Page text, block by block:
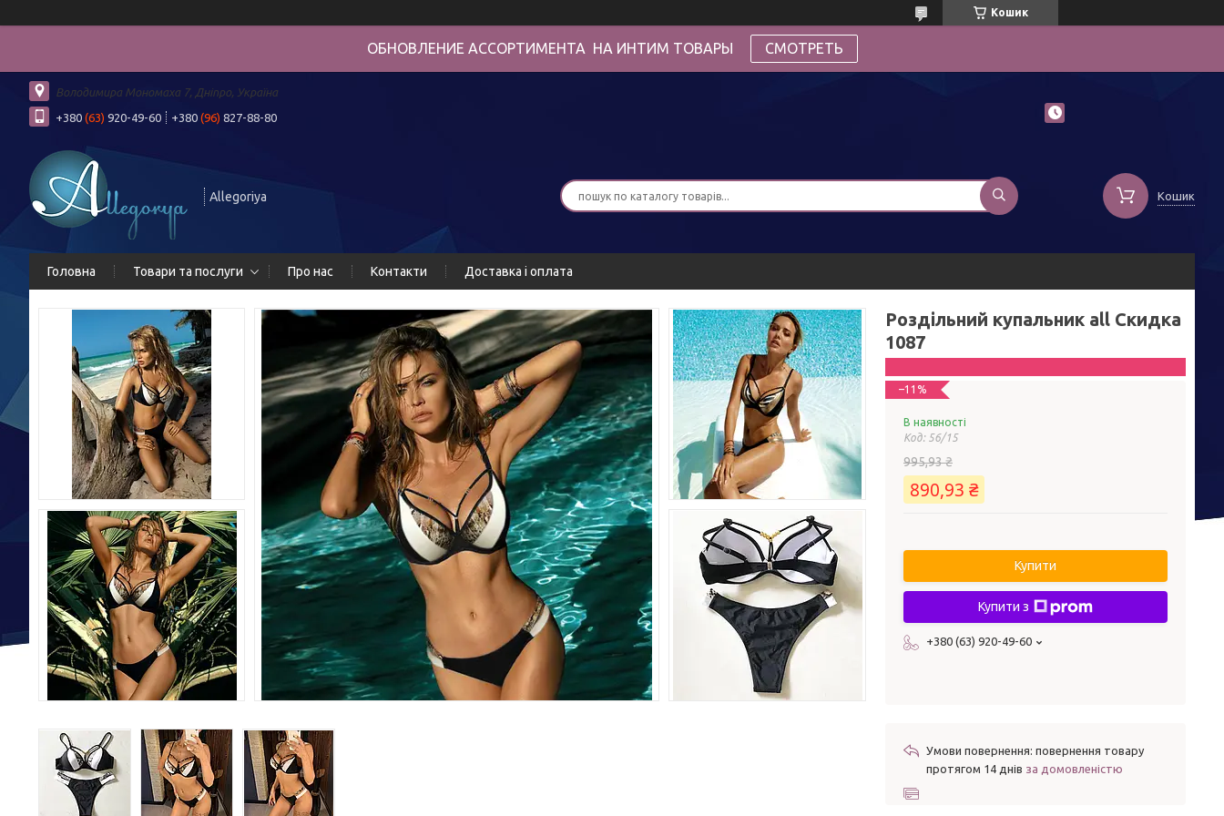
Кошик
ОБНОВЛЕНИЕ АССОРТИМЕНТА НА ИНТИМ ТОВАРЫ СМОТРЕТЬ
Володимира Мономаха 7, Дніпро, Україна
+380 (63) 920-49-60 +380 (96) 827-88-80
Allegoriya Кошик
Головна Товари та послуги Про нас Контакти Доставка і оплата
Роздільний купальник all Скидка
1087
–11%
В наявності
Код: 56/15
995,93 ₴
890,93 ₴
Купити
Купити з
+380 (63) 920-49-60
повернення товару
протягом 14 днів за домовленістю